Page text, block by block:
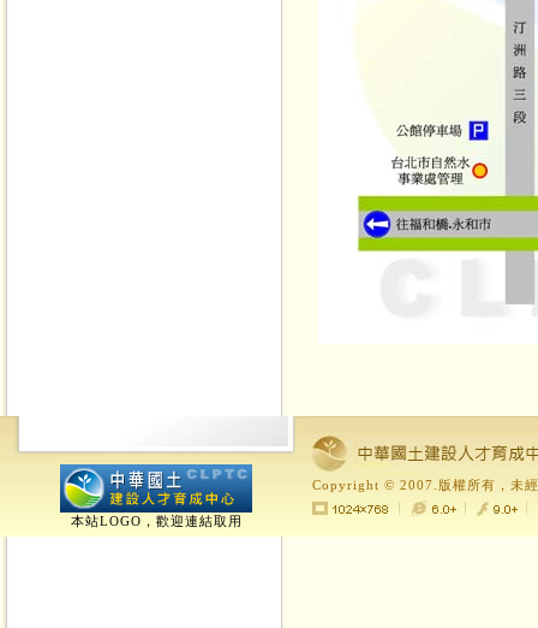
本站LOGO，歡迎連結取用
Copyright © 2007.版權所有，未